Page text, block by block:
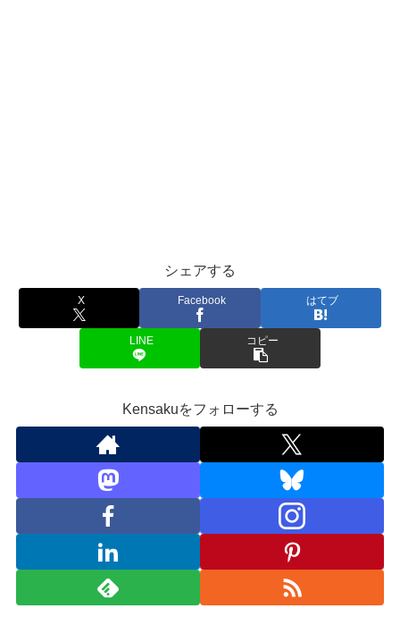
シェアする
X Facebook はてブ
LINE コピー
Kensakuをフォローする